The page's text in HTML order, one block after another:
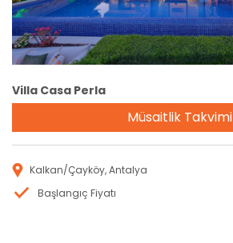
Villa Casa Perla
Müsaitlik Takvimi
Kalkan/Çayköy, Antalya
Başlangıç Fiyatı